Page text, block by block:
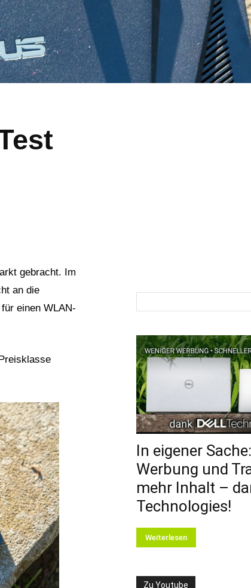
gebracht. Im
an die
einen WLAN-
In eigener
Werbung und
mehr Inhalt –
Technologies!
Weiterlesen
Zu Youtube